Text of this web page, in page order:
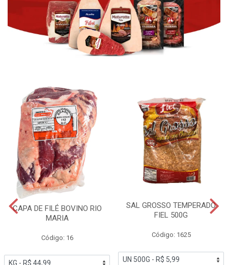
CAPA DE FILÉ BOVINO RIO
MARIA
Código: 16
SAL GROSSO TEMPERADO
FIEL 500G
Código: 1625